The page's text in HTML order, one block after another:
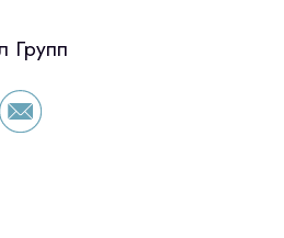
подберем выгодные
оборудования,
контакты чтобы мы
по условиям